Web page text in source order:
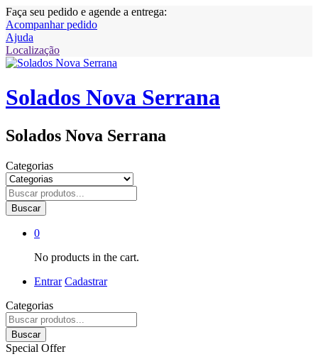
Faça seu pedido e agende a entrega:
Acompanhar pedido
Ajuda
Localização
Solados Nova Serrana
Solados Nova Serrana
Categorias
Buscar
0
No products in the cart.
Entrar Cadastrar
Categorias
Buscar
Special Offer